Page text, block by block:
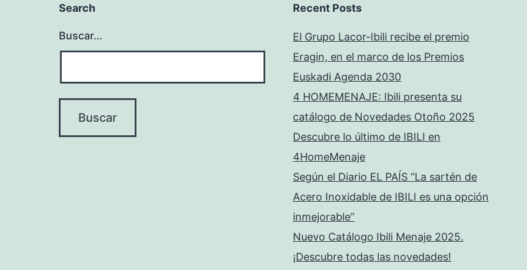
Search
Buscar...
Recent Posts
El Grupo Lacor-Ibili recibe el premio
Eragin, en el marco de los Premios
Euskadi Agenda 2030
4 HOMEMENAJE: Ibili presenta su
catálogo de Novedades Otoño 2025
Descubre lo último de IBILI en
4HomeMenaje
Según el Diario EL PAÍS “La sartén de
Acero Inoxidable de IBILI es una opción
inmejorable”
Nuevo Catálogo Ibili Menaje 2025.
¡Descubre todas las novedades!